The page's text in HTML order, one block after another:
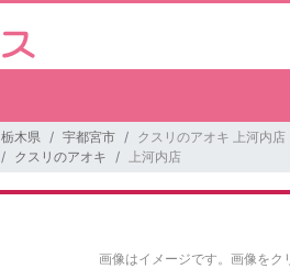
栃木県 宇都宮市
クスリのアオキ 上河内店
クスリのアオキ 上河内店
画像はイメージです。 画像をク